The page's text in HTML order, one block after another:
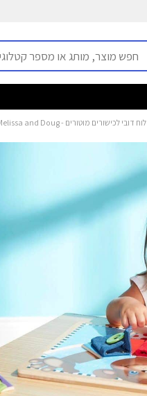
לוח דובי לכישורים מוטורים - Melissa and Doug